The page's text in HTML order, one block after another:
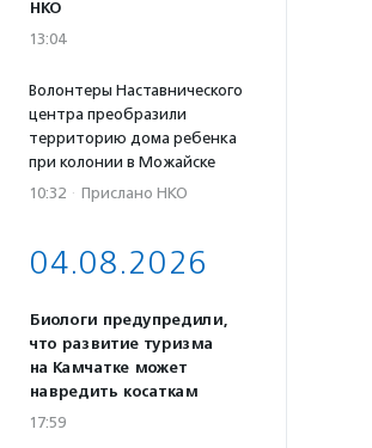
НКО
13:04
Волонтеры Наставнического
центра преобразили
территорию дома ребенка
при колонии в Можайске
10:32 · Прислано НКО
04.08.2026
Биологи предупредили,
что развитие туризма
на Камчатке может
навредить косаткам
17:59